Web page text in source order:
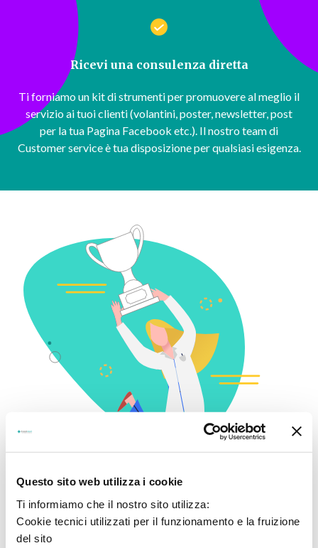
Questo sito web utilizza i cookie
Ti informiamo che il nostro sito utilizza:
Cookie tecnici utilizzati per il funzionamento e la fruizione
del sito
Ricevi una consulenza diretta
Ti forniamo un kit di strumenti per promuovere al meglio il
servizio ai tuoi clienti (volantini, poster, newsletter, post
per la tua Pagina Facebook etc.). Il nostro team di
Customer service è tua disposizione per qualsiasi esigenza.